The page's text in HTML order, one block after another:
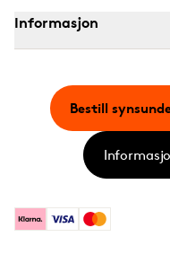
Informasjon
KlarnaVisa Mastercard
Bestill